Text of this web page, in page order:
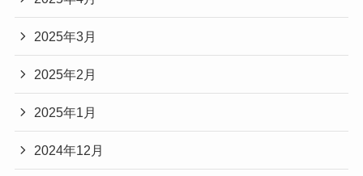
2025年3月
2025年2月
2025年1月
2024年12月